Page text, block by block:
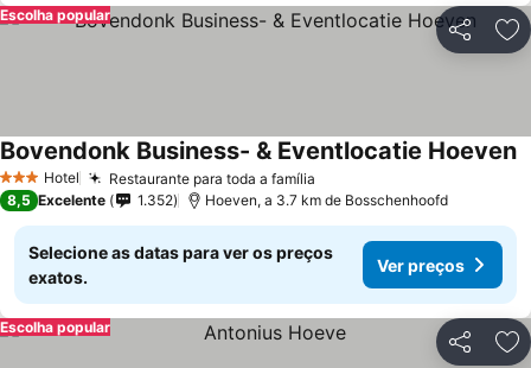
Partilhar
Escolha popular
3 EstrelasHotel Restaurante para toda a família
Bovendonk Business- & Eventlocatie Hoeven
8,5 Excelente 1.352 Hoeven, a 3.7 km de Bosschenhoofd
Selecione as datas para ver os preços
exatos.
Ver preços
Partilhar
Escolha popular